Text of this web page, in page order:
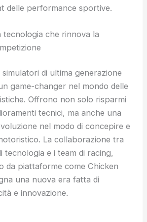
delle performance sportive.
tecnologia che rinnova la
di ultima generazione
game-changer nel mondo delle
Offrono non solo risparmi
tecnici, ma anche una
nel modo di concepire e
La collaborazione tra
tecnologia e i team di racing,
da piattaforme come Chicken
una nuova era fatta di
e innovazione.